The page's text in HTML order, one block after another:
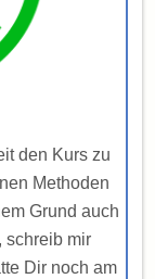
den Kurs zu
Methoden
Grund auch
schreib mir
Dir noch am